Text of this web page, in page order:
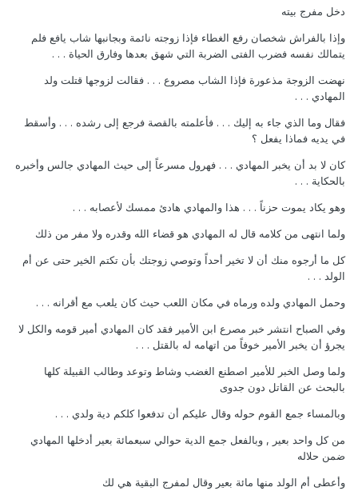
دخل مفرج بيته
وإذا بالفراش شخصان رفع الغطاء فإذا زوجته نائمة وبجانبها شاب يافع فلم
يتمالك نفسه فضرب الفتى الضربة التي شهق بعدها وفارق الحياة . . .
نهضت الزوجة مذعورة فإذا الشاب مصروع . . . فقالت لزوجها قتلت ولد
المهادي . . .
فقال وما الذي جاء به إليك . . . فأعلمته بالقصة فرجع إلى رشده . . . وأسقط
في يديه فماذا يفعل ؟
كان لا بد أن يخبر المهادي . . . فهرول مسرعاً إلى حيث المهادي جالس وأخبره
بالحكاية . . .
وهو يكاد يموت حزناً . . . هذا والمهادي هادئ ممسك لأعصابه . . .
ولما انتهى من كلامه قال له المهادي هو قضاء الله وقدره ولا مفر من ذلك
كل ما أرجوه منك أن لا تخير أحداً وتوصي زوجتك بأن تكتم الخير حتى عن أم
الولد . . .
وحمل المهادي ولده ورماه في مكان اللعب حيث كان يلعب مع أقرانه . . .
وفي الصباح انتشر خبر مصرع ابن الأمير فقد كان المهادي أمير قومه والكل لا
يجرؤ أن يخبر الأمير خوفاً من اتهامه له بالقتل . . .
ولما وصل الخبر للأمير اصطنع الغضب وشاط وتوعد وطالب القبيلة كلها
بالبحث عن القاتل دون جدوى
وبالمساء جمع القوم حوله وقال عليكم أن تدفعوا كلكم دية ولدي . . .
من كل واحد بعير , وبالفعل جمع الدية حوالي سبعمائة بعير أدخلها المهادي
ضمن حلاله
وأعطى أم الولد منها مائة بعير وقال لمفرج البقية هي لك